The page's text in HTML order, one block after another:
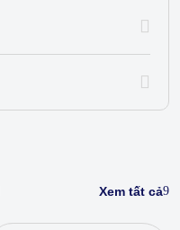
Xem tất cả